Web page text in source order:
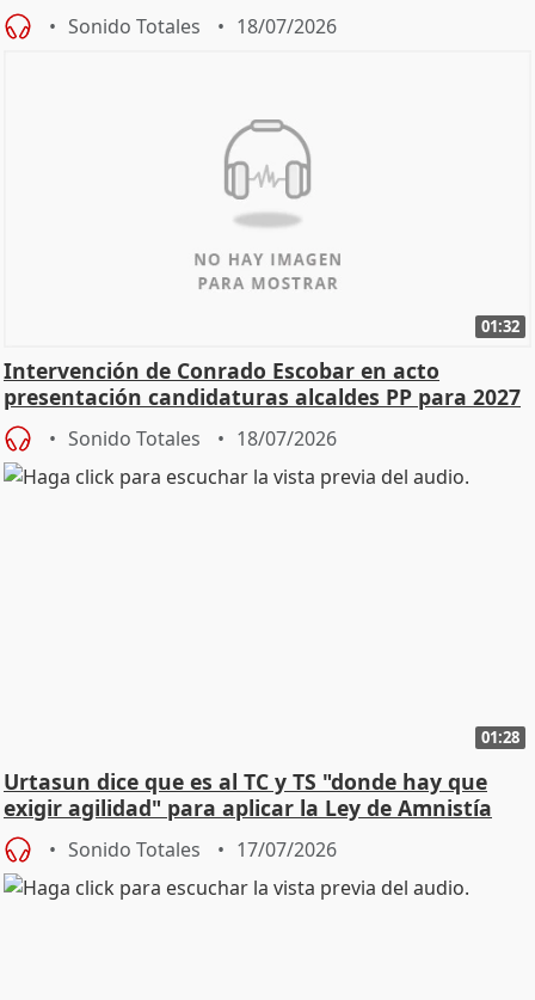
Sonido Totales 18/07/2026
01:32
Intervención de Conrado Escobar en acto
presentación candidaturas alcaldes PP para 2027
Sonido Totales 18/07/2026
01:28
Urtasun dice que es al TC y TS "donde hay que
exigir agilidad" para aplicar la Ley de Amnistía
Sonido Totales 17/07/2026